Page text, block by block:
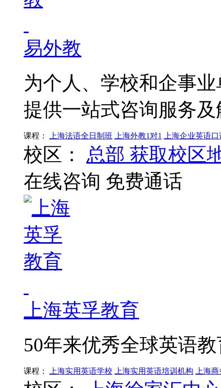
易外教
为个人、学校和企事
提供一站式咨询服务
课程： 上海法语全日制班 上海外教1对1 上海企业英语
校区： 总部 获取校区
在线咨询 免费通话
上海英孚教育
50年来优秀全球英语
课程： 上海实用英语学校 上海实用英语培训机构 上海